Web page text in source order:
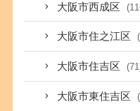
大阪市西成区
大阪市住之江区
大阪市住吉区
大阪市東住吉区